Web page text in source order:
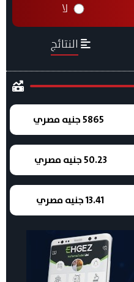
لا
النتائج
5865 جنيه مصري
50.23 جنيه مصري
13.41 جنيه مصري